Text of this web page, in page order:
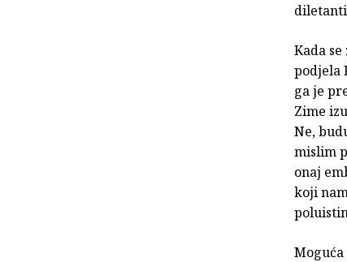
Kada
podjela
ga je
Zime
Ne,
mislim
onaj
koji